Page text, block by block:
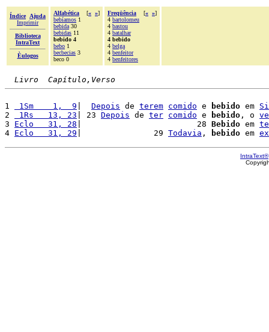
Índice
Ajuda
Imprimir
Biblioteca
IntraText
Èulogos
Alfabética [« »]
bebíamos 1
bebida 30
bebidas 11
bebido 4
bebo 1
becbecias 3
beco 0
Freqüência [« »]
4 bartolomeu
4 bastou
4 batalhar
4 bebido
4 belga
4 benfeitor
4 benfeitores
Livro  Capítulo,Verso
1 1Sm    1,  9 Depois de terem comido e bebido em
2
1Rs   13, 23 | 23 Depois de ter comido e bebido , o
3 Eclo   31, 28 |                        28 Bebido em
4 Eclo   31, 29 |               29 Todavia , bebido em
IntraText®